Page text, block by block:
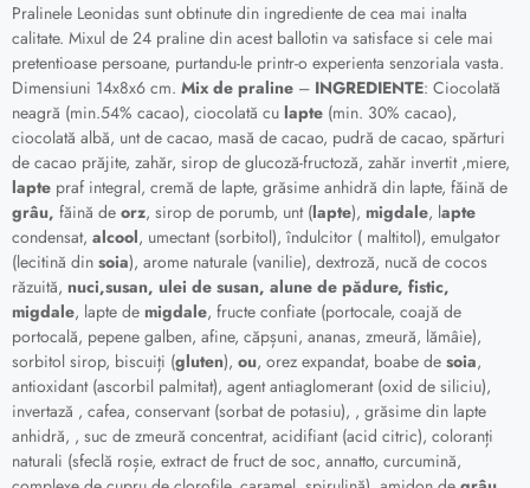
Pralinele Leonidas sunt obtinute din ingrediente de cea mai inalta
calitate. Mixul de 24 praline din acest ballotin va satisface si cele mai
pretentioase persoane, purtandu-le printr-o experienta senzoriala vasta.
Dimensiuni 14x8x6 cm. Mix de praline – INGREDIENTE: Ciocolată
neagră (min.54% cacao), ciocolată cu lapte (min. 30% cacao),
ciocolată albă, unt de cacao, masă de cacao, pudră de cacao, spărturi
de cacao prăjite, zahăr, sirop de glucoză-fructoză, zahăr invertit ,miere,
lapte praf integral, cremă de lapte, grăsime anhidră din lapte, făină de
grâu, făină de orz, sirop de porumb, unt (lapte), migdale, lapte
condensat, alcool, umectant (sorbitol), îndulcitor ( maltitol), emulgator
(lecitină din soia), arome naturale (vanilie), dextroză, nucă de cocos
răzuită, nuci,susan, ulei de susan, alune de pădure, fistic,
migdale, lapte de migdale, fructe confiate (portocale, coajă de
portocală, pepene galben, afine, căpșuni, ananas, zmeură, lămâie),
sorbitol sirop, biscuiți (gluten), ou, orez expandat, boabe de soia,
antioxidant (ascorbil palmitat), agent antiaglomerant (oxid de siliciu),
invertază , cafea, conservant (sorbat de potasiu), , grăsime din lapte
anhidră, , suc de zmeură concentrat, acidifiant (acid citric), coloranți
naturali (sfeclă roșie, extract de fruct de soc, annatto, curcumină,